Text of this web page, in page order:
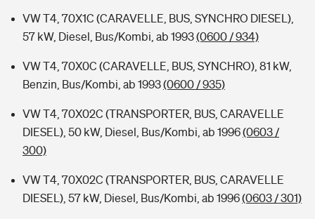
VW T4, 70X1C (CARAVELLE, BUS, SYNCHRO DIESEL),
57 kW, Diesel, Bus/Kombi, ab 1993(0600 / 934)
VW T4, 70X0C (CARAVELLE, BUS, SYNCHRO), 81 kW,
Benzin, Bus/Kombi, ab 1993(0600 / 935)
VW T4, 70X02C (TRANSPORTER, BUS, CARAVELLE
DIESEL), 50 kW, Diesel, Bus/Kombi, ab 1996(0603 /
300)
VW T4, 70X02C (TRANSPORTER, BUS, CARAVELLE
DIESEL), 57 kW, Diesel, Bus/Kombi, ab 1996(0603 / 301)